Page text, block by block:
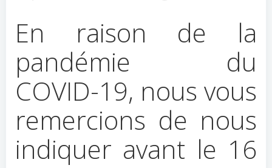
En raison de la
pandémie du
COVID-19, nous vous
remercions de nous
indiquer avant le 16